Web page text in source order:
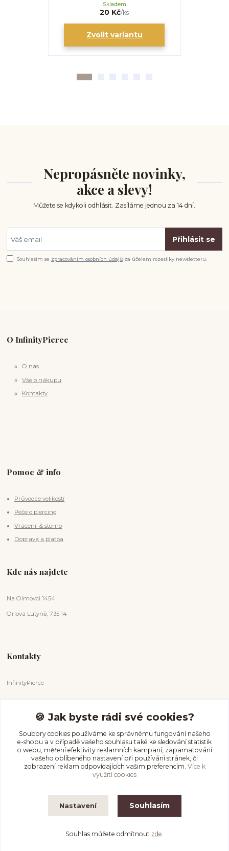
20 Kč/ks
Skladem
Zvolit variantu
Nepropásněte novinky,
akce a slevy!
Můžete se kdykoli odhlásit. Zasíláme jednou za 14 dní.
Přihlásit se
Souhlasím se zpracováním osobních údajů za účelem rozesílky newsletteru.
O InfinityPierce
O nás
Vše o nákupu
Kontakty
Pomoc & info
Průvodce velikostí
Péče o piercing
Vrácení & storno
Doprava a platba
Kde nás najdete
Na Olmovci 1454
Orlová Lutyně, 735 14
Kontakty
InfinityPierce
+420 731 681 038
(Po-Ne, 9-18 hod.)
info@infinitypierce.cz
Vytvořeno na
Eshop-rychle.cz
🍪 Jak byste rádi své cookies?
Soubory cookies používáme ke správnému fungování našeho
e-shopu a v případě vašeho souhlasu také ke sledování statistik
o webu, měření efektivity reklamních kampaní, zapamatování
vašeho oblíbeného nastavení při používání stránek, či
zobrazení reklam odpovídajících vašim preferencím. Více k
využití cookies
Nastavení Souhlasím
Souhlas můžete odmítnout zde